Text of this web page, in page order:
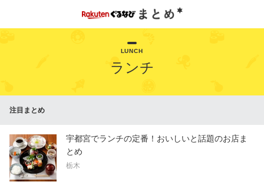
LUNCH
ランチ
注目まとめ
宇都宮でランチの定番！おいしいと話題のお店ま
とめ
栃木